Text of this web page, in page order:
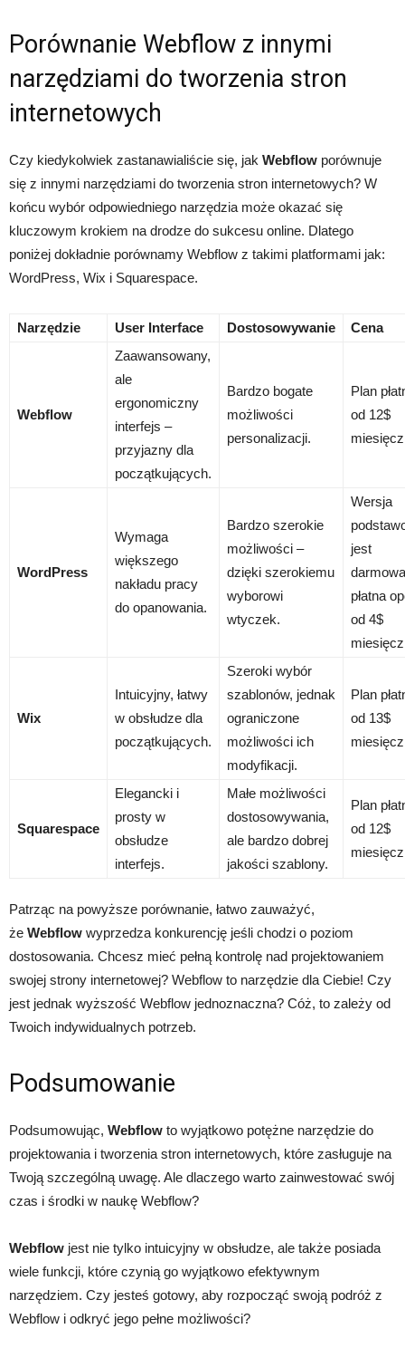
Porównanie Webflow z innymi
narzędziami do tworzenia stron
internetowych
Czy kiedykolwiek zastanawialiście się, jak Webflow porównuje
się z innymi narzędziami do tworzenia stron internetowych? W
końcu wybór odpowiedniego narzędzia może okazać się
kluczowym krokiem na drodze do sukcesu online. Dlatego
poniżej dokładnie porównamy Webflow z takimi platformami jak:
WordPress, Wix i Squarespace.
Narzędzie User Interface Dostosowywanie Cena
Webflow
Zaawansowany,
ale
ergonomiczny
interfejs –
przyjazny dla
początkujących.
Bardzo bogate
możliwości
personalizacji.
Plan
od 12$
WordPress
Wymaga
większego
nakładu pracy
do opanowania.
Bardzo szerokie
możliwości –
dzięki szerokiemu
wyborowi
wtyczek.
Wersja
jest
płatna
od 4$
Wix
Intuicyjny, łatwy
w obsłudze dla
początkujących.
Szeroki wybór
szablonów, jednak
ograniczone
możliwości ich
modyfikacji.
Plan
od 13$
Squarespace
Elegancki i
prosty w
obsłudze
interfejs.
Małe możliwości
dostosowywania,
ale bardzo dobrej
jakości szablony.
Plan
od 12$
Patrząc na powyższe porównanie, łatwo zauważyć,
że Webflow wyprzedza konkurencję jeśli chodzi o poziom
dostosowania. Chcesz mieć pełną kontrolę nad projektowaniem
swojej strony internetowej? Webflow to narzędzie dla Ciebie! Czy
jest jednak wyższość Webflow jednoznaczna? Cóż, to zależy od
Twoich indywidualnych potrzeb.
Podsumowanie
Podsumowując, Webflow to wyjątkowo potężne narzędzie do
projektowania i tworzenia stron internetowych, które zasługuje na
Twoją szczególną uwagę. Ale dlaczego warto zainwestować swój
czas i środki w naukę Webflow?
Webflow jest nie tylko intuicyjny w obsłudze, ale także posiada
wiele funkcji, które czynią go wyjątkowo efektywnym
narzędziem. Czy jesteś gotowy, aby rozpocząć swoją podróż z
Webflow i odkryć jego pełne możliwości?